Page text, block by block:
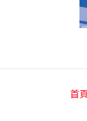
首